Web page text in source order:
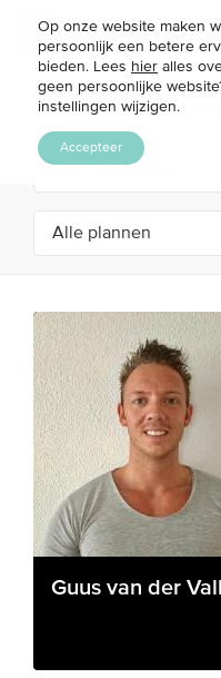
Guus van der
Op onze website maken
persoonlijk een betere
bieden. Lees hier alles
geen persoonlijke
instellingen wijzigen.
Accepteer